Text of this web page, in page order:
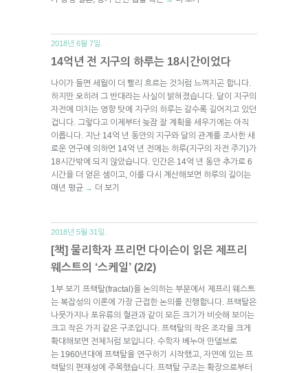
2018년 6월 7일.
14억년 전 지구의 하루는 18시간이었다
나이가 들면 세월이 더 빨리 흐르는 것처럼 느껴지곤 합니다.
하지만 오히려 그 반대라는 사실이 밝혀졌습니다. 달이 지구의
자전에 미치는 영향 탓에 지구의 하루는 갈수록 길어지고 있던
겁니다. 그렇다고 이제부터 늦잠 잘 계획을 세우기에는 아직
이릅니다. 지난 14억 년 동안의 지구와 달의 관계를 조사한 새
로운 연구에 의하면 14억 년 전에는 하루(지구의 자전 주기)가
18시간밖에 되지 않았습니다. 인간은 14억 년 동안 추가로 6
시간을 더 얻은 셈이고, 이를 다시 계산해보면 하루의 길이는
매년 평균 → 더 보기
2018년 5월 31일.
[책] 물리학자 프리먼 다이슨이 읽은 제프리
웨스트의 ‘스케일’ (2/2)
1부 보기 프랙탈(fractal)을 논의하는 부분에서 제프리 웨스트
는 복잡성의 이론에 가장 근접한 논의를 진행합니다. 프랙탈은
나뭇가지나 포유류의 혈관과 같이 모든 크기가 비슷해 보이는
크고 작은 가지 같은 구조입니다. 프랙탈의 작은 조각을 크게
확대해보면 전체처럼 보입니다. 수학자 베누아 만델브로
는 1960년대에 프랙탈을 연구하기 시작했고, 자연에 있는 프
랙탈의 편재성에 주목했습니다. 프랙탈 구조는 확장으로부터